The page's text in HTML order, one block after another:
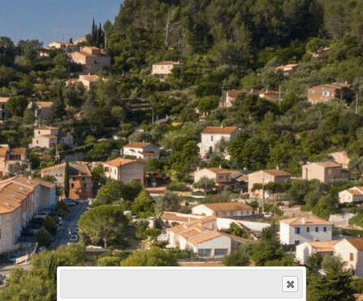
Exporter les lignes sélectionnées
Exporter toutes les colonnes
Exporter uniquement les colonnes affichées
Menu
?>
Images de la page d'accueil
Cliquez pour éditer